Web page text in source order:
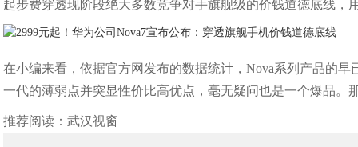
起步费穿透现阶段绝大多数竞争对手旗舰级的价钱道德底线，
在小编来看，依据官方网发布的数据统计，Nova系列产品的
一代的薄弱点并突显性价比高优点，毫无疑问也是一个爆品。
推荐阅读：武汉视窗